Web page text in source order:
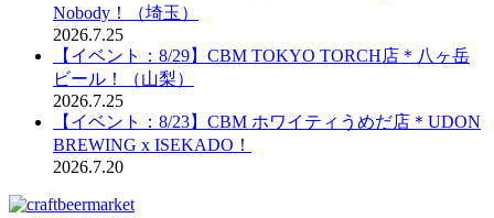
Nobody！（埼玉）
2026.7.25
【イベント：8/29】CBM TOKYO TORCH店＊八ヶ岳
ビール！（山梨）
2026.7.25
【イベント：8/23】CBM ホワイティうめだ店＊UDON
BREWING x ISEKADO！
2026.7.20